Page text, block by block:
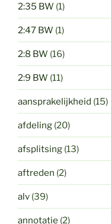
2:35 BW (1)
2:47 BW (1)
2:8 BW (16)
2:9 BW (11)
aansprakelijkheid (15)
afdeling (20)
afsplitsing (13)
aftreden (2)
alv (39)
annotatie (2)